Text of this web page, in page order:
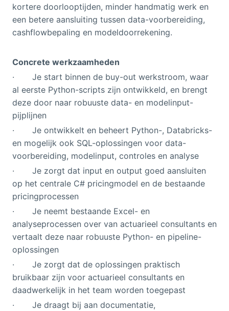
kortere doorlooptijden, minder handmatig werk en
een betere aansluiting tussen data-voorbereiding,
cashflowbepaling en modeldoorrekening.
Concrete werkzaamheden
· Je start binnen de buy-out werkstroom, waar
al eerste Python-scripts zijn ontwikkeld, en brengt
deze door naar robuuste data- en modelinput-
pijplijnen
· Je ontwikkelt en beheert Python-, Databricks-
en mogelijk ook SQL-oplossingen voor data-
voorbereiding, modelinput, controles en analyse
· Je zorgt dat input en output goed aansluiten
op het centrale C# pricingmodel en de bestaande
pricingprocessen
· Je neemt bestaande Excel- en
analyseprocessen over van actuarieel consultants en
vertaalt deze naar robuuste Python- en pipeline-
oplossingen
· Je zorgt dat de oplossingen praktisch
bruikbaar zijn voor actuarieel consultants en
daadwerkelijk in het team worden toegepast
· Je draagt bij aan documentatie,